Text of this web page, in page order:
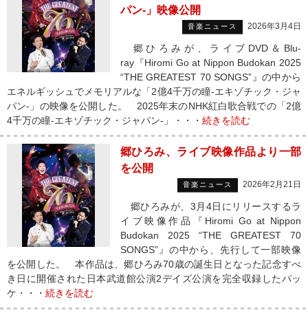
パン-」映像公開
音楽ニュース 2026年3月4日
郷ひろみが、ライブDVD＆Blu-
ray『Hiromi Go at Nippon Budokan 2025
“THE GREATEST 70 SONGS”』の中から
エネルギッシュでメモリアルな「2億4千万の瞳-エキゾチック・ジャ
パン-」の映像を公開した。 2025年末のNHK紅白歌合戦での「2億
4千万の瞳-エキゾチック・ジャパン-」・・・ 続きを読む
郷ひろみ、ライブ映像作品より一部
を公開
音楽ニュース 2026年2月21日
郷ひろみが、3月4日にリリースするラ
イブ映像作品『Hiromi Go at Nippon
Budokan 2025 “THE GREATEST 70
SONGS”』の中から、先行して一部映像
を公開した。 本作品は、郷ひろみ70歳の誕生日となった記念すべ
き日に開催された日本武道館公演2デイズ公演を完全収録したパッ
ケ・・・ 続きを読む